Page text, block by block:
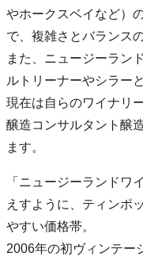
やホークスベイなど）
で、複雑さとバランス
また、ニュージーラン
ルトリーナーやシラー
現在は自らのワイナリ
醸造コンサルタント醸
ます。
「ニュージーランドワ
えすように、ティンポ
やすい価格帯。
2006年の初ヴィンテー